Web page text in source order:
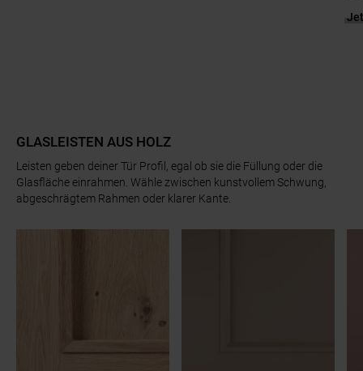
GLASLEISTEN AUS HOLZ
Leisten geben deiner Tür Profil, egal ob sie die Füllung oder die
Glasfläche einrahmen. Wähle zwischen kunstvollem Schwung,
abgeschrägtem Rahmen oder klarer Kante.